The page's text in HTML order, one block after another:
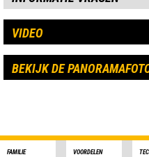
VIDEO
BEKIJK DE
FAMILIE VOORDELEN